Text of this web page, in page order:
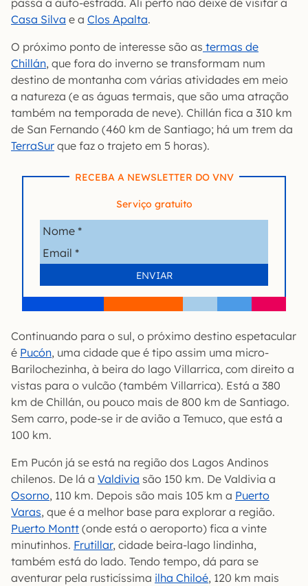
Casa Silva e a Clos Apalta.
O próximo ponto de interesse são as termas de
Chillán, que fora do inverno se transformam num
destino de montanha com várias atividades em meio
a natureza (e as águas termais, que são uma atração
também na temporada de neve). Chillán fica a 310 km
de San Fernando (460 km de Santiago; há um trem da
TerraSur que faz o trajeto em 5 horas).
RECEBA A NEWSLETTER DO VNV
Serviço gratuito
Continuando para o sul, o próximo destino espetacular
é Pucón, uma cidade que é tipo assim uma micro-
Barilochezinha, à beira do lago Villarrica, com direito a
vistas para o vulcão (também Villarrica). Está a 380
km de Chillán, ou pouco mais de 800 km de Santiago.
Sem carro, pode-se ir de avião a Temuco, que está a
100 km.
Em Pucón já se está na região dos Lagos Andinos
chilenos. De lá a Valdivia são 150 km. De Valdivia a
Osorno, 110 km. Depois são mais 105 km a Puerto
Varas, que é a melhor base para explorar a região.
Puerto Montt (onde está o aeroporto) fica a vinte
minutinhos. Frutillar, cidade beira-lago lindinha,
também está do lado. Tendo tempo, dá para se
aventurar pela rusticíssima ilha Chiloé, 120 km mais